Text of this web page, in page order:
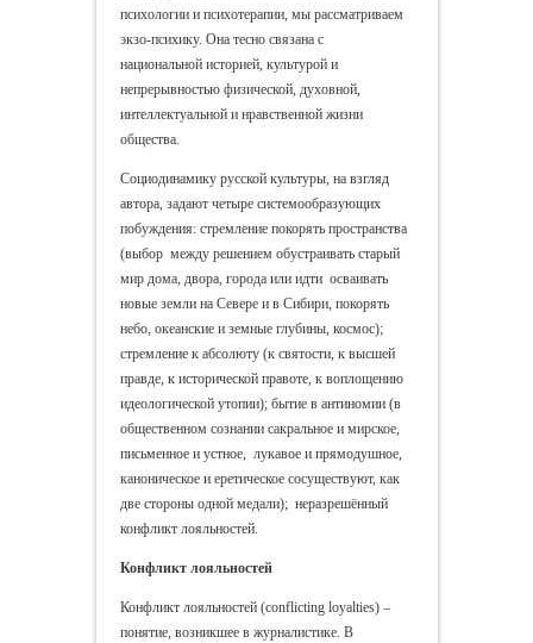
психологии и психотерапии, мы рассматриваем
экзо-психику. Она тесно связана с
национальной историей, культурой и
непрерывностью физической, духовной,
интеллектуальной и нравственной жизни
общества.
Социодинамику русской культуры, на взгляд
автора, задают четыре системообразующих
побуждения: стремление покорять пространства
(выбор между решением обустраивать старый
мир дома, двора, города или идти осваивать
новые земли на Севере и в Сибири, покорять
небо, океанские и земные глубины, космос);
стремление к абсолюту (к святости, к высшей
правде, к исторической правоте, к воплощению
идеологической утопии); бытие в антиномии (в
общественном сознании сакральное и мирское,
письменное и устное, лукавое и прямодушное,
каноническое и еретическое сосуществуют, как
две стороны одной медали); неразрешённый
конфликт лояльностей.
Конфликт лояльностей
Конфликт лояльностей (conflicting loyalties) –
понятие, возникшее в журналистике. В